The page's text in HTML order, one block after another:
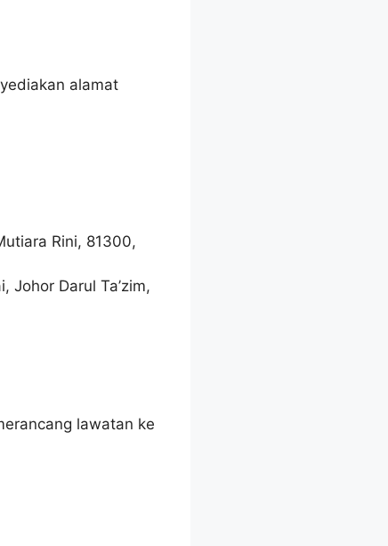
alamat
Rini, 81300,
Johor Darul Ta’zim,
lawatan ke